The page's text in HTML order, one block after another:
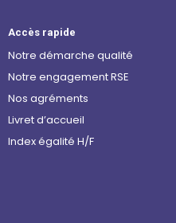
Accès rapide
Notre démarche qualité
Notre engagement RSE
Nos agréments
Livret d’accueil
Index égalité H/F